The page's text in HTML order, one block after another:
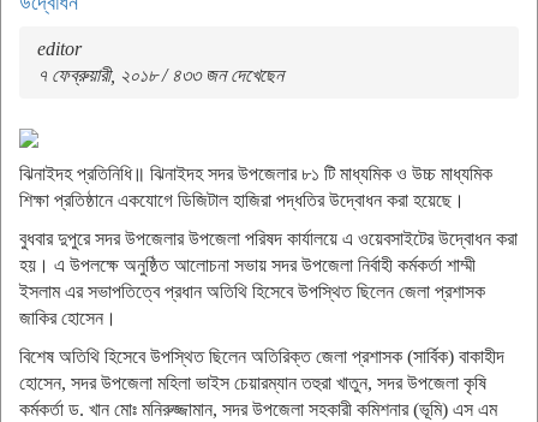
editor
৭ ফেব্রুয়ারী, ২০১৮ / ৪৩৩ জন দেখেছেন
ঝিনাইদহ প্রতিনিধি॥ ঝিনাইদহ সদর উপজেলার ৮১ টি মাধ্যমিক ও উচ্চ মাধ্যমিক
শিক্ষা প্রতিষ্ঠানে একযোগে ডিজিটাল হাজিরা পদ্ধতির উদ্বোধন করা হয়েছে।
বুধবার দুপুরে সদর উপজেলার উপজেলা পরিষদ কার্যালয়ে এ ওয়েবসাইটের উদ্বোধন করা
হয়। এ উপলক্ষে অনুষ্ঠিত আলোচনা সভায় সদর উপজেলা নির্বাহী কর্মকর্তা শাম্মী
ইসলাম এর সভাপতিত্বে প্রধান অতিথি হিসেবে উপস্থিত ছিলেন জেলা প্রশাসক
জাকির হোসেন।
বিশেষ অতিথি হিসেবে উপস্থিত ছিলেন অতিরিক্ত জেলা প্রশাসক (সার্বিক) বাকাহীদ
হোসেন, সদর উপজেলা মহিলা ভাইস চেয়ারম্যান তহুরা খাতুন, সদর উপজেলা কৃষি
কর্মকর্তা ড. খান মোঃ মনিরুজ্জামান, সদর উপজেলা সহকারী কমিশনার (ভূমি) এস এম